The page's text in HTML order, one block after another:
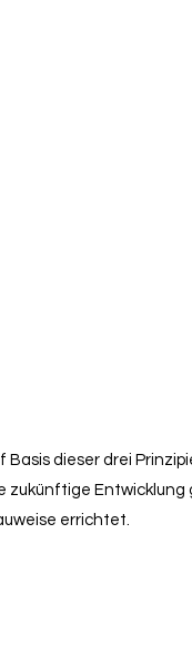
dieser drei
zukünftige Entwicklung
errichtet.